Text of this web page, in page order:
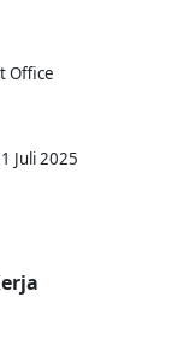
Office
Juli 2025